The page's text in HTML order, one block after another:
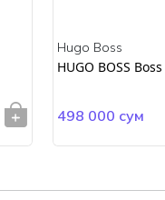
Hugo Boss
HUGO BOSS
498 000 сум